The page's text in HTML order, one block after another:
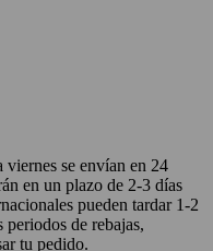
viernes se envían en 24
en un plazo de 2-3 días
pueden tardar 1-2
de rebajas,
tu pedido.